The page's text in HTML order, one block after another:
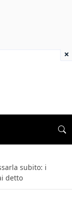
subito: i
detto
×